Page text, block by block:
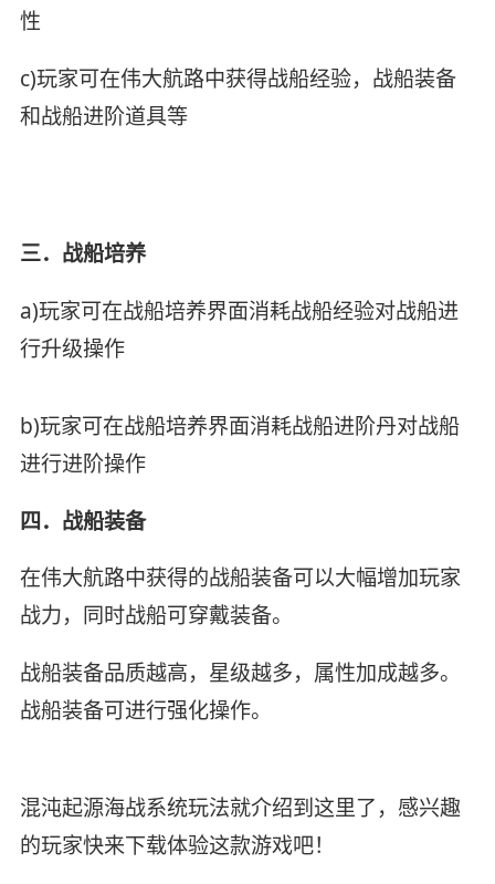
性
c)玩家可在伟大航路中获得战船经验，战船装备
和战船进阶道具等
三．战船培养
a)玩家可在战船培养界面消耗战船经验对战船进
行升级操作
b)玩家可在战船培养界面消耗战船进阶丹对战船
进行进阶操作
四．战船装备
在伟大航路中获得的战船装备可以大幅增加玩家
战力，同时战船可穿戴装备。
战船装备品质越高，星级越多，属性加成越多。
战船装备可进行强化操作。
混沌起源海战系统玩法就介绍到这里了，感兴趣
的玩家快来下载体验这款游戏吧！